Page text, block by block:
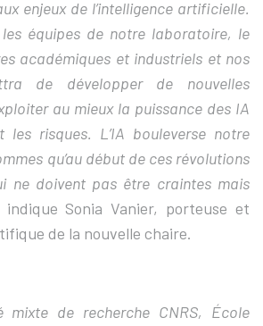
enjeux de l’intelligence artificielle.
équipes de notre laboratoire, le
académiques et industriels et nos
de développer de nouvelles
au mieux la puissance des IA
les risques. L’IA bouleverse notre
qu’au début de ces révolutions
ne doivent pas être craintes mais
indique Sonia Vanier, porteuse et
de la nouvelle chaire.
de recherche CNRS, École